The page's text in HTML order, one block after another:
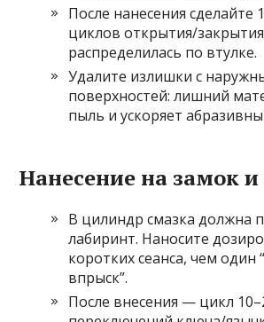
После нанесения сделайте
циклов открытия/
распределилась по втулке.
Удалите излишки с
поверхностей: лишний
пыль и ускоряет
Нанесение на замок
В цилиндр смазка должна
лабиринт. Наносите
коротких сеанса, чем один
впрыск”.
После внесения — цикл